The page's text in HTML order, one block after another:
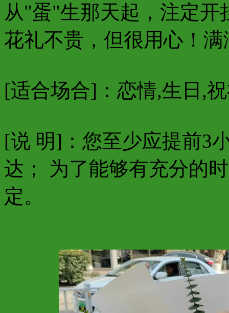
从"蛋"生那天起，注定开
花礼不贵，但很用心！
[适合场合]：恋情,生日,
[说 明]：您至少应提前3
达； 为了能够有充分的
定。